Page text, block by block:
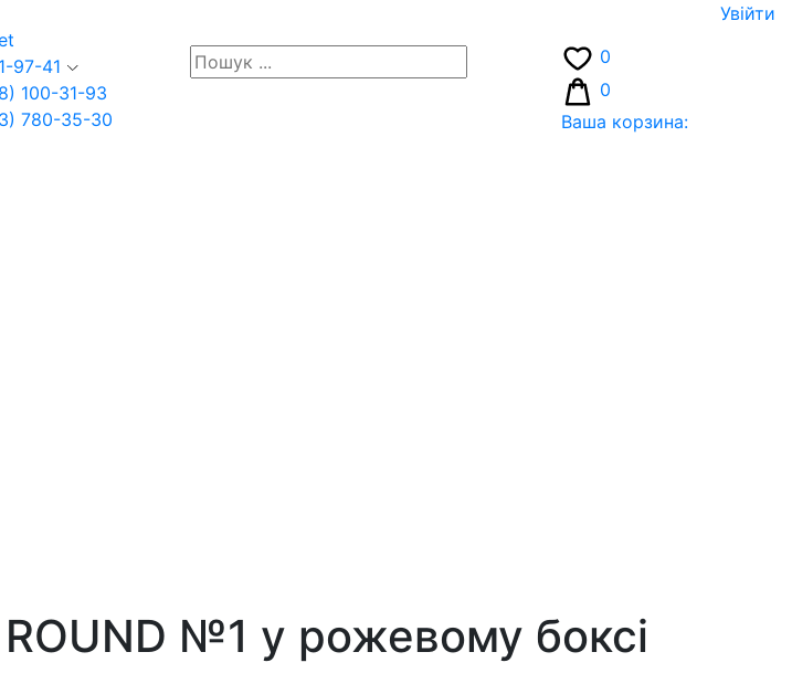
Увiйти
97-41
100-31-93
780-35-30
0
0
Ваша корзина:
№1 у рожевому боксі